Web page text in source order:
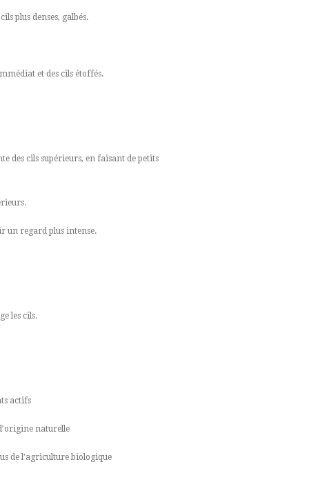
plus denses, galbés.
et des cils étoffés.
des cils supérieurs, en faisant de petits
un regard plus intense.
les cils.
actifs
naturelle
de l’agriculture biologique